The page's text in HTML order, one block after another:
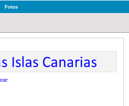
Fotos